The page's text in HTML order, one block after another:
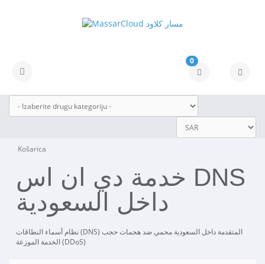
Prebaci navigaciju
0
Košarica
خدمة دي ان اس DNS
داخل السعودية
نظام أسماء النطاقات (DNS) المتقدمة داخل السعودية محمي ضد هجمات حجب
الخدمة الموزعة (DDoS)